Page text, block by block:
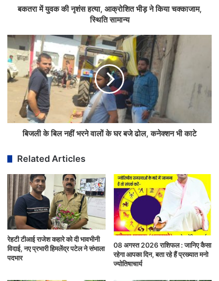
बकतरा में युवक की नृशंस हत्या, आक्रोशित भीड़ ने किया चक्काजाम,
स्थिति सामान्य
बिजली के बिल नहीं भरने वालों के घर बजे ढोल, कनेक्शन भी काटे
Related Articles
रेहटी टीआई राजेश कहारे को दी भावभीनी
विदाई, नए प्रभारी हिमलेंद्र पटेल ने संभाला
पदभार
08 अगस्त 2026 राशिफल : जानिए कैसा
रहेगा आपका दिन, बता रहे हैं प्रख्यात मनो
ज्योतिषाचार्य